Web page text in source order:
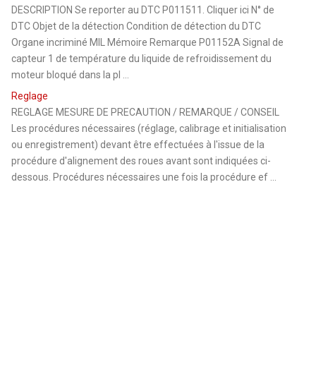
DESCRIPTION Se reporter au DTC P011511. Cliquer ici N° de
DTC Objet de la détection Condition de détection du DTC
Organe incriminé MIL Mémoire Remarque P01152A Signal de
capteur 1 de température du liquide de refroidissement du
moteur bloqué dans la pl ...
Reglage
REGLAGE MESURE DE PRECAUTION / REMARQUE / CONSEIL
Les procédures nécessaires (réglage, calibrage et initialisation
ou enregistrement) devant être effectuées à l'issue de la
procédure d'alignement des roues avant sont indiquées ci-
dessous. Procédures nécessaires une fois la procédure ef ...